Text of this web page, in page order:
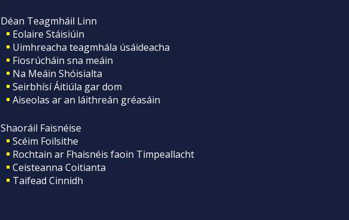
Déan Teagmháil Linn
Eolaire Stáisiúin
Uimhreacha teagmhála úsáideacha
Fiosrúcháin sna meáin
Na Meáin Shóisialta
Seirbhísí Áitiúla gar dom
Aiseolas ar an láithreán gréasáin
Shaoráil Faisnéise
Scéim Foilsithe
Rochtain ar Fhaisnéis faoin Timpeallacht
Ceisteanna Coitianta
Taifead Cinnidh